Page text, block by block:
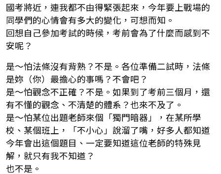
國考將近，連我都不由得緊張起來，今年要上戰場的
同學們的心情會有多大的變化，可想而知。
回想自己參加考試的時候，考前會為了什麼而感到不
安呢？
是～怕法條沒有背熟？不是。各位準備二試時，法條
是妳（你）最擔心的事嗎？不會吧？
是～怕觀念不正確？不是。如果到了考前三個月，還
有不懂的觀念、不清楚的體系？也來不及了。
是～怕某位出題老師來個「獨門暗器」，在某所學
校、某個班上，「不小心」說溜了嘴，好多人都知道
今年會出這個題目、一定要知道這位老師的特殊見
解，就只有我不知道？
也不是。